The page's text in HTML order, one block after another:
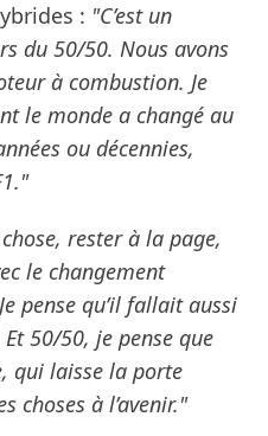
: "C’est un
du 50/50. Nous avons
à combustion. Je
le monde a changé au
ou décennies,
rester à la page,
le changement
pense qu’il fallait aussi
50/50, je pense que
qui laisse la porte
choses à l’avenir."